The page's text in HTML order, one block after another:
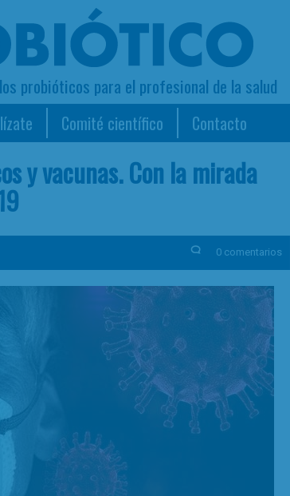
probióticos para el profesional de la salud
Comité científico Contacto
y vacunas. Con la mirada
0 comentarios